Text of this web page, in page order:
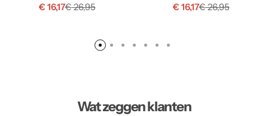
€26,95
€ 16,17 €26,95
€ 16,17
Wat zeggen klanten